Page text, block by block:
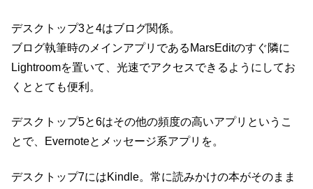
デスクトップ3と4はブログ関係。
ブログ執筆時のメインアプリであるMarsEditのすぐ隣に
Lightroomを置いて、光速でアクセスできるようにしてお
くととても便利。
デスクトップ5と6はその他の頻度の高いアプリというこ
とで、Evernoteとメッセージ系アプリを。
デスクトップ7にはKindle。常に読みかけの本がそのまま